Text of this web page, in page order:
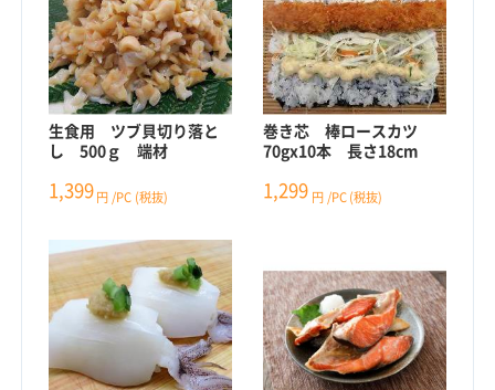
生食用 ツブ貝切り落と
し 500ｇ 端材
1,399 円 /PC (税抜)
巻き芯 棒ロースカツ
70gx10本 長さ18cm
1,299 円 /PC (税抜)